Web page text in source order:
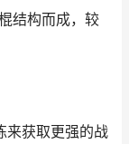
结构而成，较
来获取更强的战